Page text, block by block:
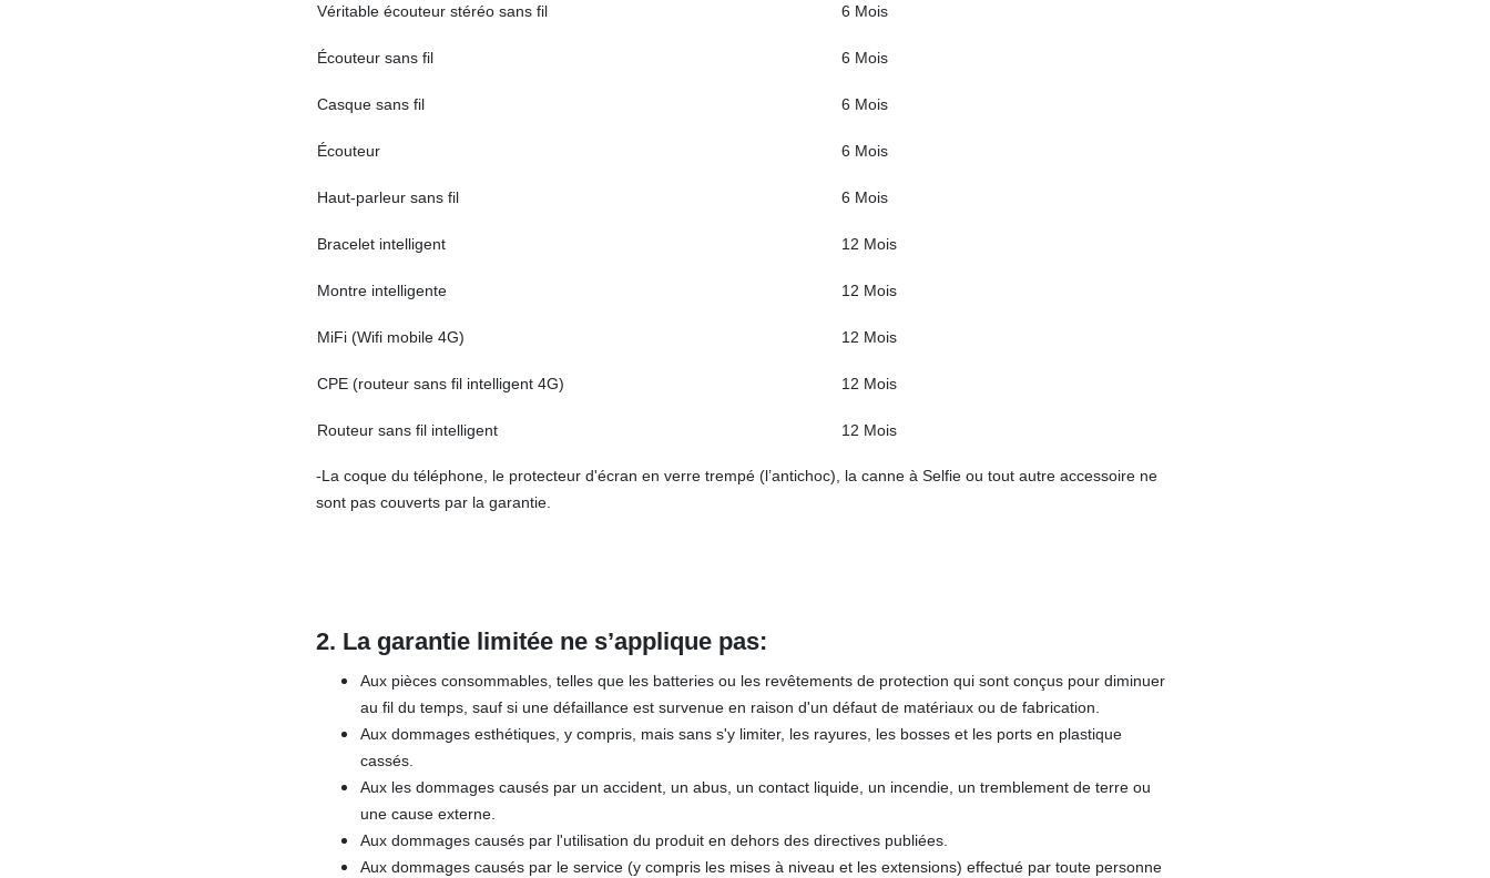
Véritable écouteur stéréo sans fil 6 Mois
Écouteur sans fil 6 Mois
Casque sans fil 6 Mois
Écouteur 6 Mois
Haut-parleur sans fil 6 Mois
Bracelet intelligent 12 Mois
Montre intelligente 12 Mois
MiFi (Wifi mobile 4G) 12 Mois
CPE (routeur sans fil intelligent 4G) 12 Mois
Routeur sans fil intelligent 12 Mois
-La coque du téléphone, le protecteur d'écran en verre trempé (l’antichoc), la canne à Selfie ou tout autre accessoire ne
sont pas couverts par la garantie.
2. La garantie limitée ne s’applique pas:
Aux pièces consommables, telles que les batteries ou les revêtements de protection qui sont conçus pour diminuer
au fil du temps, sauf si une défaillance est survenue en raison d'un défaut de matériaux ou de fabrication.
Aux dommages esthétiques, y compris, mais sans s'y limiter, les rayures, les bosses et les ports en plastique
cassés.
Aux les dommages causés par un accident, un abus, un contact liquide, un incendie, un tremblement de terre ou
une cause externe.
Aux dommages causés par l'utilisation du produit en dehors des directives publiées.
Aux dommages causés par le service (y compris les mises à niveau et les extensions) effectué par toute personne